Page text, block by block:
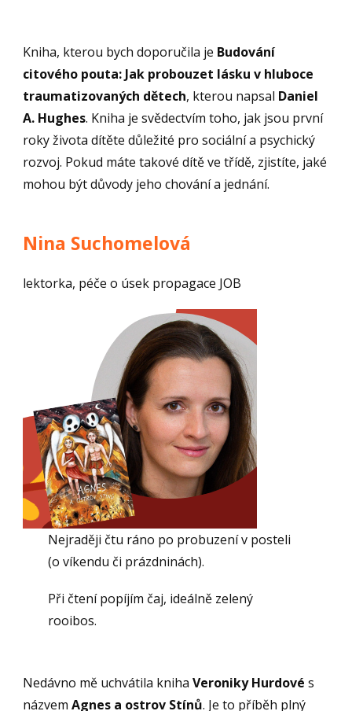
Kniha, kterou bych doporučila je Budování
citového pouta: Jak probouzet lásku v hluboce
traumatizovaných dětech, kterou napsal Daniel
A. Hughes. Kniha je svědectvím toho, jak jsou první
roky života dítěte důležité pro sociální a psychický
rozvoj. Pokud máte takové dítě ve třídě, zjistíte, jaké
mohou být důvody jeho chování a jednání.
Nina Suchomelová
lektorka, péče o úsek propagace JOB
Nejraději čtu ráno po probuzení v posteli
(o víkendu či prázdninách).
Při čtení popíjím čaj, ideálně zelený
rooibos.
Nedávno mě uchvátila knihaVeroniky Hurdovés
názvem Agnes a ostrov Stínů. Je to příběh plný